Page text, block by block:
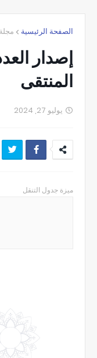
الصفحة الرئيسية
إصدار
المنتقى
يوليو 27, 2024
ميزة جدول التنقل